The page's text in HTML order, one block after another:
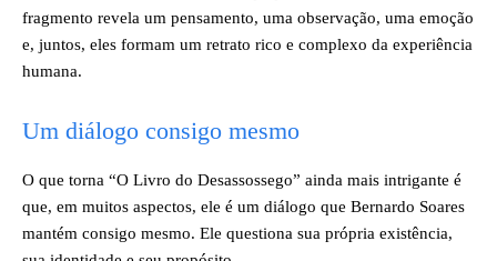
fragmento revela um pensamento, uma observação, uma emoção
e, juntos, eles formam um retrato rico e complexo da experiência
humana.
Um diálogo consigo mesmo
O que torna “O Livro do Desassossego” ainda mais intrigante é
que, em muitos aspectos, ele é um diálogo que Bernardo Soares
mantém consigo mesmo. Ele questiona sua própria existência,